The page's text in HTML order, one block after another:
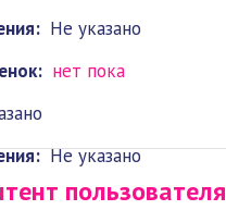
Не указано
нет пока
Не указано
пользователя